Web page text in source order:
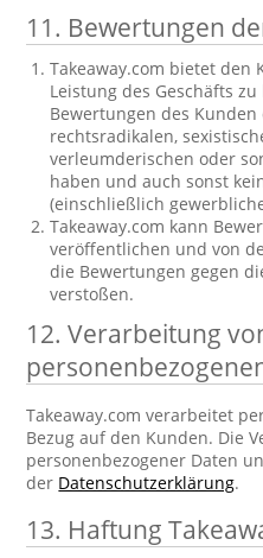
11. Bewertungen
Takeaway.com bietet den
Leistung des Geschäfts
Bewertungen des
rechtsradikalen,
verleumderischen oder
haben und auch sonst
(einschließlich
Takeaway.com kann
veröffentlichen und von
die Bewertungen gegen
verstoßen.
12. Verarbeitung
Takeaway.com verarbeitet
Bezug auf den Kunden. Die
personenbezogener Daten
der Datenschutzerklärung.
13. Haftung